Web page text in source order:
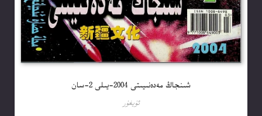
شىنجاڭ مەدەنىيىتى 2004-يىلى 2-سان
ئۇيغۇر